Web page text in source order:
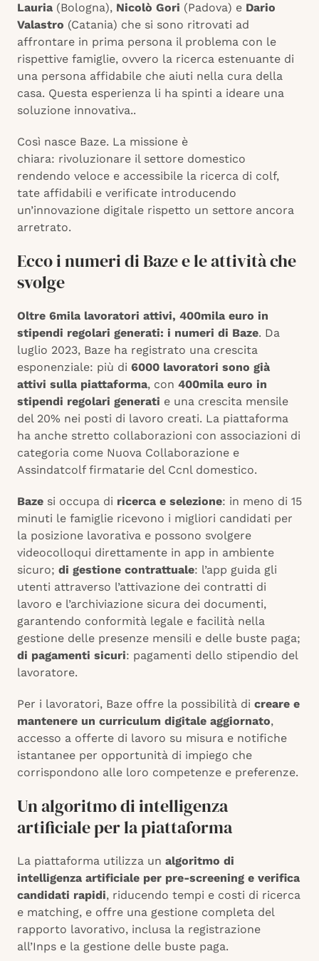
Lauria (Bologna), Nicolò Gori (Padova) e Dario
Valastro (Catania) che si sono ritrovati ad
affrontare in prima persona il problema con le
rispettive famiglie, ovvero la ricerca estenuante di
una persona affidabile che aiuti nella cura della
casa. Questa esperienza li ha spinti a ideare una
soluzione innovativa..
Così nasce Baze. La missione è
chiara: rivoluzionare il settore domestico
rendendo veloce e accessibile la ricerca di colf,
tate affidabili e verificate introducendo
un’innovazione digitale rispetto un settore ancora
arretrato.
Ecco i numeri di Baze e le attività che
svolge
Oltre 6mila lavoratori attivi, 400mila euro in
stipendi regolari generati: i numeri di Baze. Da
luglio 2023, Baze ha registrato una crescita
esponenziale: più di 6000 lavoratori sono già
attivi sulla piattaforma, con 400mila euro in
stipendi regolari generati e una crescita mensile
del 20% nei posti di lavoro creati. La piattaforma
ha anche stretto collaborazioni con associazioni di
categoria come Nuova Collaborazione e
Assindatcolf firmatarie del Ccnl domestico.
Baze si occupa di ricerca e selezione: in meno di 15
minuti le famiglie ricevono i migliori candidati per
la posizione lavorativa e possono svolgere
videocolloqui direttamente in app in ambiente
sicuro; di gestione contrattuale: l’app guida gli
utenti attraverso l’attivazione dei contratti di
lavoro e l’archiviazione sicura dei documenti,
garantendo conformità legale e facilità nella
gestione delle presenze mensili e delle buste paga;
di pagamenti sicuri: pagamenti dello stipendio del
lavoratore.
Per i lavoratori, Baze offre la possibilità di creare e
mantenere un curriculum digitale aggiornato,
accesso a offerte di lavoro su misura e notifiche
istantanee per opportunità di impiego che
corrispondono alle loro competenze e preferenze.
Un algoritmo di intelligenza
artificiale per la piattaforma
La piattaforma utilizza un algoritmo di
intelligenza artificiale per pre-screening e verifica
candidati rapidi, riducendo tempi e costi di ricerca
e matching, e offre una gestione completa del
rapporto lavorativo, inclusa la registrazione
all’Inps e la gestione delle buste paga.